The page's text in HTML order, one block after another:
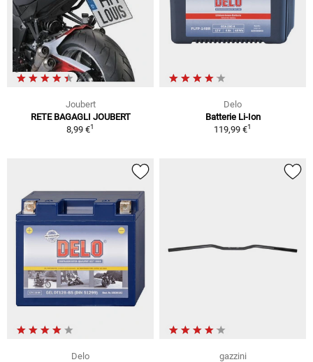
Joubert
RETE BAGAGLI JOUBERT
8,99 €1
Delo
Batterie Li-Ion
119,99 €1
Delo
gazzini